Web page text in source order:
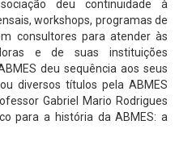
deu continuidade à
workshops, programas de
consultores para atender às
e de suas instituições
deu sequência aos seus
diversos títulos pela ABMES
Gabriel Mario Rodrigues
para a história da ABMES: a